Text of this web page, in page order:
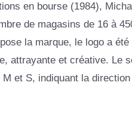
en bourse (1984),
de magasins de 16 à
la marque, le logo a
attrayante et créative. Le
et S, indiquant la